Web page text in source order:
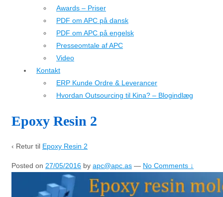
Awards – Priser
PDF om APC på dansk
PDF om APC på engelsk
Presseomtale af APC
Video
Kontakt
ERP Kunde Ordre & Leverancer
Hvordan Outsourcing til Kina? – Blogindlæg
Epoxy Resin 2
‹ Retur til Epoxy Resin 2
Posted on 27/05/2016 by apc@apc.as — No Comments ↓